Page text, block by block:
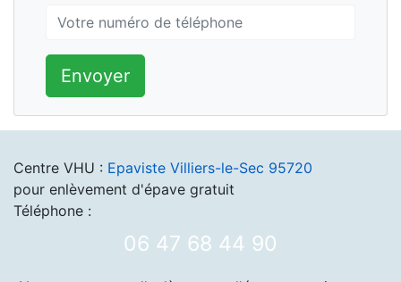
Envoyer
Centre VHU : Epaviste Villiers-le-Sec 95720
pour enlèvement d'épave gratuit
Téléphone :
06 47 68 44 90